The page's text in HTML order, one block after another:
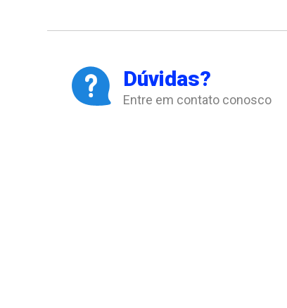
Dúvidas?
Entre em contato conosco